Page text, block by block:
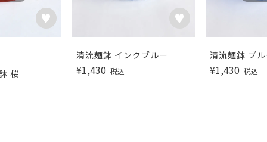
桜
清流麺鉢 インクブルー
¥1,430 税込
清流麺鉢 ブ
¥1,430 税込